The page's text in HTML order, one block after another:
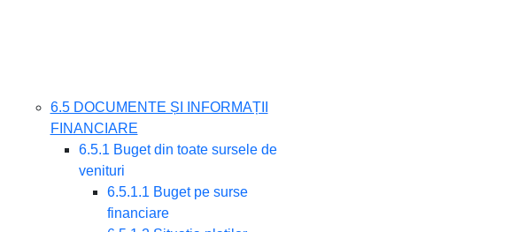
6.5 DOCUMENTE ȘI INFORMAȚII
FINANCIARE
6.5.1 Buget din toate sursele de
venituri
6.5.1.1 Buget pe surse
financiare